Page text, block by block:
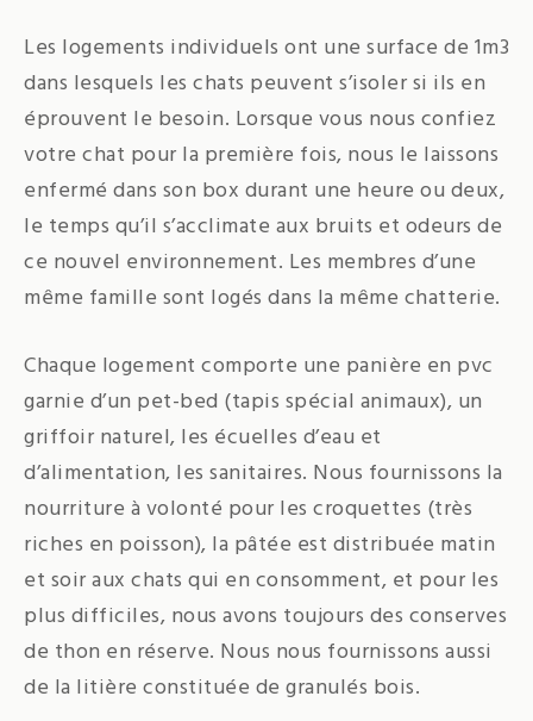
Les logements individuels ont une surface de 1m3
dans lesquels les chats peuvent s’isoler si ils en
éprouvent le besoin. Lorsque vous nous confiez
votre chat pour la première fois, nous le laissons
enfermé dans son box durant une heure ou deux,
le temps qu’il s’acclimate aux bruits et odeurs de
ce nouvel environnement. Les membres d’une
même famille sont logés dans la même chatterie.
Chaque logement comporte une panière en pvc
garnie d’un pet-bed (tapis spécial animaux), un
griffoir naturel, les écuelles d’eau et
d’alimentation, les sanitaires. Nous fournissons la
nourriture à volonté pour les croquettes (très
riches en poisson), la pâtée est distribuée matin
et soir aux chats qui en consomment, et pour les
plus difficiles, nous avons toujours des conserves
de thon en réserve. Nous nous fournissons aussi
de la litière constituée de granulés bois.